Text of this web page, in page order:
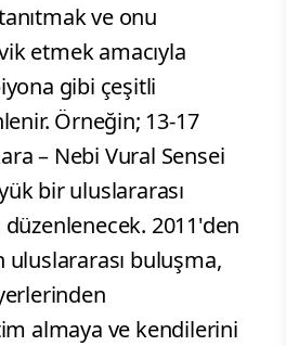
ve onu
etmek amacıyla
gibi çeşitli
Örneğin; 13-17
– Nebi Vural Sensei
bir uluslararası
2011'den
uluslararası buluşma,
almaya ve kendilerini